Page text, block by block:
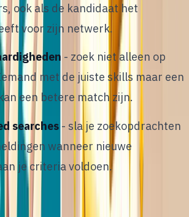
ook als de kandidaat het
voor zijn netwerk.
- zoek niet alleen op
met de juiste skills maar een
een betere match zijn.
searches - sla je zoekopdrachten
wanneer nieuwe
je criteria voldoen.